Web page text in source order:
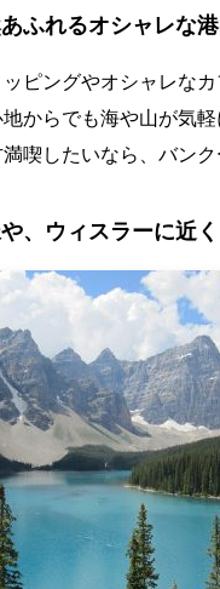
ふれるオシャレな
ピングやオシャレな
からでも海や山が気
喫したいなら、バンク
、ウィスラーに近